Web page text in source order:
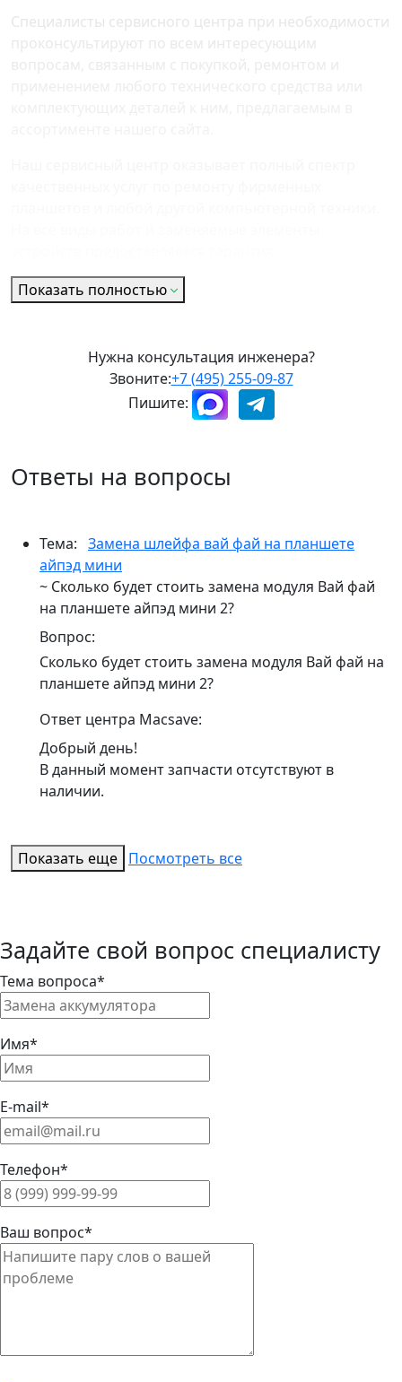
Специалисты сервисного центра при необходимости
Показать полностью
Нужна консультация инженера?
Звоните:+7 (495) 255-09-87
Пишите:
Ответы на вопросы
Тема: Замена шлейфа вай фай на планшете
айпэд мини
~ Сколько будет стоить замена модуля Вай фай
на планшете айпэд мини 2?
Вопрос:
Сколько будет стоить замена модуля Вай фай на
планшете айпэд мини 2?
Ответ центра Macsave:
Добрый день!
В данный момент запчасти отсутствуют в
наличии.
Показать еще Посмотреть все
Задайте свой вопрос специалисту
Тема вопроса*
Имя*
E-mail*
Телефон*
Ваш вопрос*